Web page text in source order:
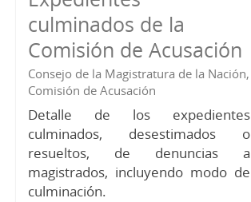
culminados de la
Comisión de Acusación
Consejo de la Magistratura de la Nación,
Comisión de Acusación
Detalle de los expedientes
culminados, desestimados o
resueltos, de denuncias a
magistrados, incluyendo modo de
culminación.